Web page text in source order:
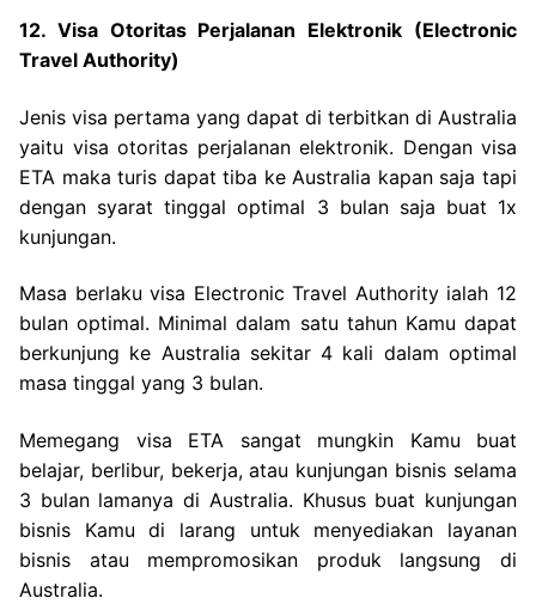
12. Visa Otoritas Perjalanan Elektronik (Electronic
Travel Authority)
Jenis visa pertama yang dapat di terbitkan di Australia
yaitu visa otoritas perjalanan elektronik. Dengan visa
ETA maka turis dapat tiba ke Australia kapan saja tapi
dengan syarat tinggal optimal 3 bulan saja buat 1x
kunjungan.
Masa berlaku visa Electronic Travel Authority ialah 12
bulan optimal. Minimal dalam satu tahun Kamu dapat
berkunjung ke Australia sekitar 4 kali dalam optimal
masa tinggal yang 3 bulan.
Memegang visa ETA sangat mungkin Kamu buat
belajar, berlibur, bekerja, atau kunjungan bisnis selama
3 bulan lamanya di Australia. Khusus buat kunjungan
bisnis Kamu di larang untuk menyediakan layanan
bisnis atau mempromosikan produk langsung di
Australia.